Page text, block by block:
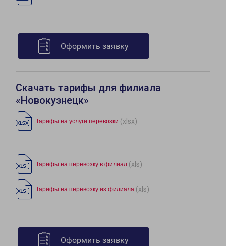
Оформить заявку
Скачать тарифы для филиала
«Новокузнецк»
Тарифы на услуги перевозки (xlsx)
Тарифы на перевозку в филиал (xls)
Тарифы на перевозку из филиала (xls)
Оформить заявку